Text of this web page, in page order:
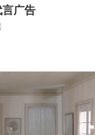
广告